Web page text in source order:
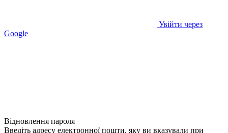
Увійти через
Google
Відновлення пароля
Введіть адресу електронної пошти, яку ви вказували при